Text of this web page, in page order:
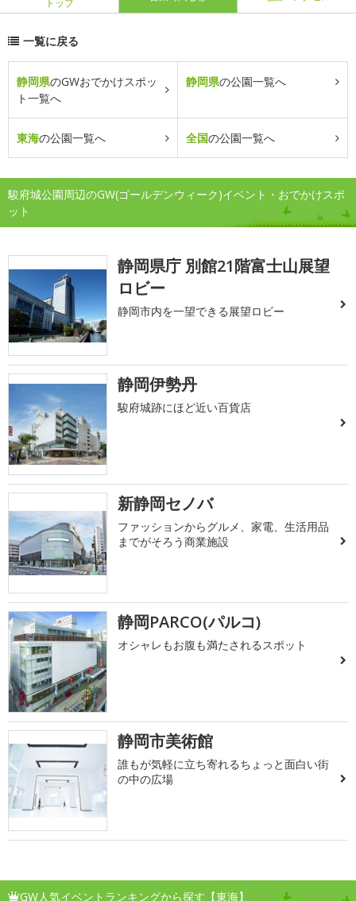
トップ
一覧に戻る
静岡県のGWおでかけスポッ
ト一覧へ
静岡県の公園一覧へ
東海の公園一覧へ 全国の公園一覧へ
駿府城公園周辺のGW(ゴールデンウィーク)イベント・おでかけスポ
ット
静岡県庁 別館21階富士山展望
ロビー
静岡市内を一望できる展望ロビー
静岡伊勢丹
駿府城跡にほど近い百貨店
新静岡セノバ
ファッションからグルメ、家電、生活用品
までがそろう商業施設
静岡PARCO(パルコ)
オシャレもお腹も満たされるスポット
静岡市美術館
誰もが気軽に立ち寄れるちょっと面白い街
の中の広場
GW人気イベントランキングから探す【東海】